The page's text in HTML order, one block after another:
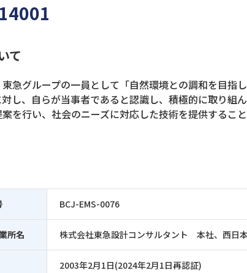
て
急グループの一員として「自然環境との調和を目指
し、自らが当事者であると認識し、積極的に取り組
を行い、社会のニーズに対応した技術を提供するこ
BCJ-EMS-0076
所名 株式会社東急設計コンサルタント 本社、西日
2003年2月1日(2024年2月1日再認証)